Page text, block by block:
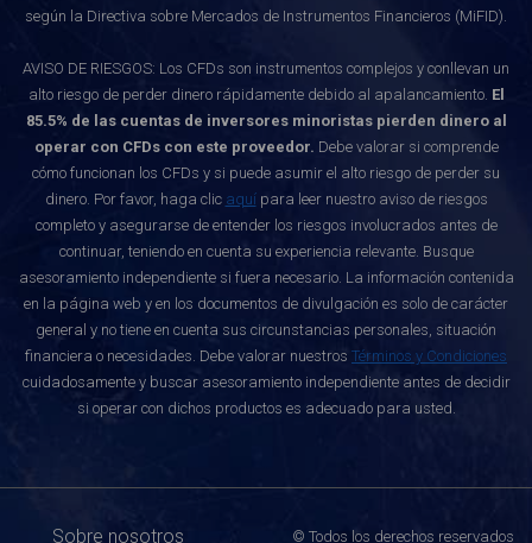
según la Directiva sobre Mercados de Instrumentos Financieros (MiFID).
AVISO DE RIESGOS: Los CFDs son instrumentos complejos y conllevan un
alto riesgo de perder dinero rápidamente debido al apalancamiento. El
85.5% de las cuentas de inversores minoristas pierden dinero al
operar con CFDs con este proveedor. Debe valorar si comprende
cómo funcionan los CFDs y si puede asumir el alto riesgo de perder su
dinero. Por favor, haga clic aquípara leer nuestro aviso de riesgos
completo y asegurarse de entender los riesgos involucrados antes de
continuar, teniendo en cuenta su experiencia relevante. Busque
asesoramiento independiente si fuera necesario. La información contenida
en la página web y en los documentos de divulgación es solo de carácter
general y no tiene en cuenta sus circunstancias personales, situación
financiera o necesidades. Debe valorar nuestros Términos y Condiciones
cuidadosamente y buscar asesoramiento independiente antes de decidir
si operar con dichos productos es adecuado para usted.
Sobre nosotros © Todos los derechos reservados